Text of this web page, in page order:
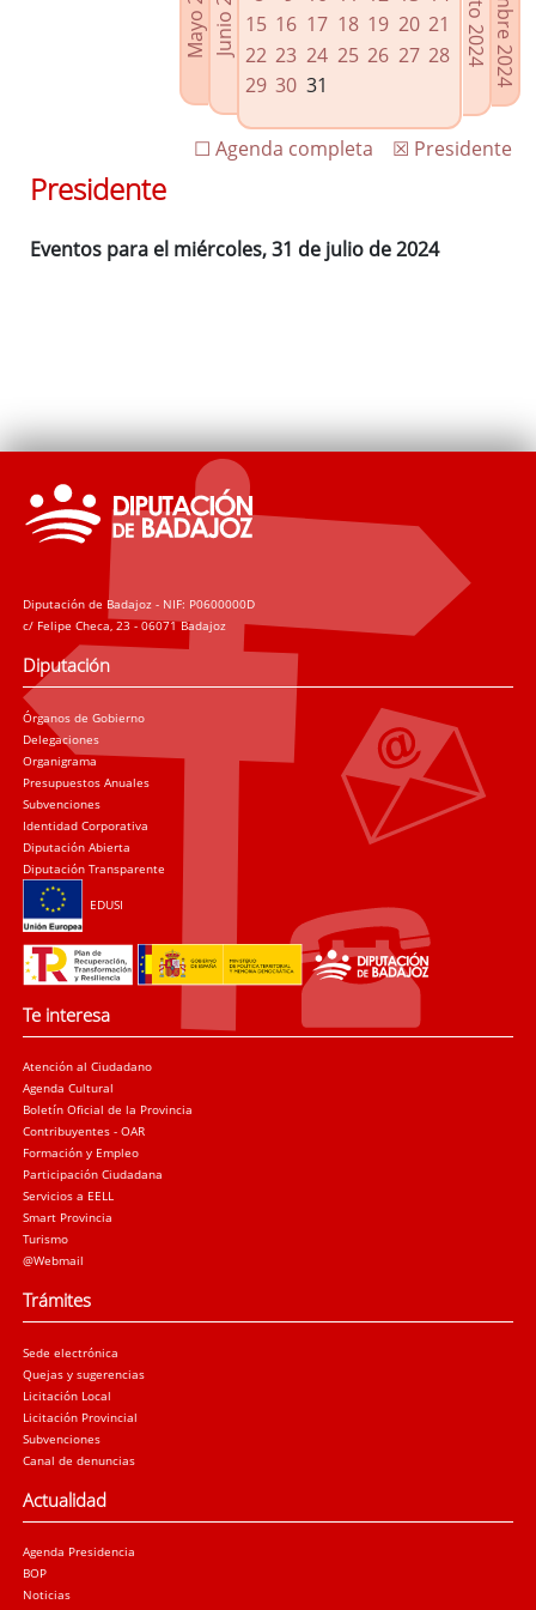
Agenda de Presidencia
Plenos provinciales y Juntas de gobierno
Oficina de Proyectos Europeos
15 16 17 18 19 20 21
22 23 24 25 26 27 28
29 30 31
☒ Presidente
☐ Agenda completa
Presidente
Eventos para el miércoles, 31 de julio de 2024
Diputación de Badajoz - NIF: P0600000D
c/ Felipe Checa, 23 - 06071 Badajoz
Diputación
Órganos de Gobierno
Delegaciones
Organigrama
Presupuestos Anuales
Subvenciones
Identidad Corporativa
Diputación Abierta
Diputación Transparente
EDUSI
Te interesa
Atención al Ciudadano
Agenda Cultural
Boletín Oficial de la Provincia
Contribuyentes - OAR
Formación y Empleo
Participación Ciudadana
Servicios a EELL
Smart Provincia
Turismo
@Webmail
Trámites
Sede electrónica
Quejas y sugerencias
Licitación Local
Licitación Provincial
Subvenciones
Canal de denuncias
Actualidad
Agenda Presidencia
BOP
Noticias